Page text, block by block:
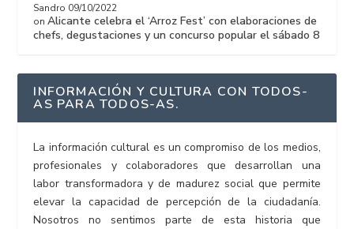
Sandro 09/10/2022
onAlicante celebra el ‘Arroz Fest’ con elaboraciones de
chefs, degustaciones y un concurso popular el sábado 8
INFORMACIÓN Y CULTURA CON TODOS-
AS PARA TODOS-AS.
La información cultural es un compromiso de los medios,
profesionales y colaboradores que desarrollan una
labor transformadora y de madurez social que permite
elevar la capacidad de percepción de la ciudadanía.
Nosotros no sentimos parte de esta historia que